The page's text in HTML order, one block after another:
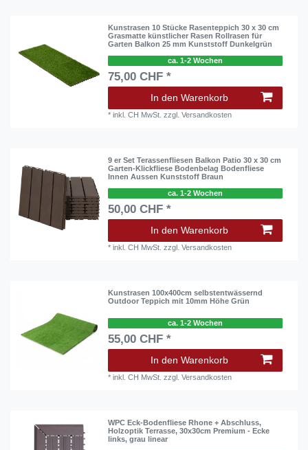
Kunstrasen 10 Stücke Rasenteppich 30 x 30 cm
Grasmatte künstlicher Rasen Rollrasen für
Garten Balkon 25 mm Kunststoff Dunkelgrün
ca. 1-2 Wochen
75,00 CHF *
In den Warenkorb
*inkl. CH MwSt. zzgl.Versandkosten
9 er Set Terassenfliesen Balkon Patio 30 x 30 cm
Garten-Klickfliese Bodenbelag Bodenfliese
Innen Aussen Kunststoff Braun
ca. 1-2 Wochen
50,00 CHF *
In den Warenkorb
*inkl. CH MwSt. zzgl.Versandkosten
Kunstrasen 100x400cm selbstentwässernd
Outdoor Teppich mit 10mm Höhe Grün
ca. 1-2 Wochen
55,00 CHF *
In den Warenkorb
*inkl. CH MwSt. zzgl.Versandkosten
WPC Eck-Bodenfliese Rhone + Abschluss,
Holzoptik Terrasse, 30x30cm Premium - Ecke
links, grau linear